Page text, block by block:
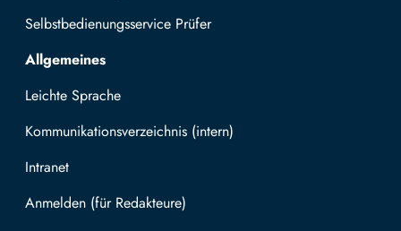
Selbstbedienungsservice Prüfer
Allgemeines
Leichte Sprache
Kommunikationsverzeichnis (intern)
Intranet
Mit TUBAF Login anmelden